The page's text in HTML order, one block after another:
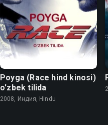
Poyga (Race hind kinosi)
o'zbek tilida
2008, Индия, Hindu